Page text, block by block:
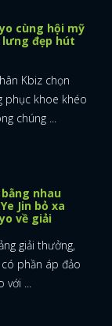
cùng hội mỹ
lưng đẹp hút
Kbiz chọn
phục khoe khéo
chúng ...
nhau
Jin bỏ xa
về giải
giải thưởng,
có phần áp đảo
với ...